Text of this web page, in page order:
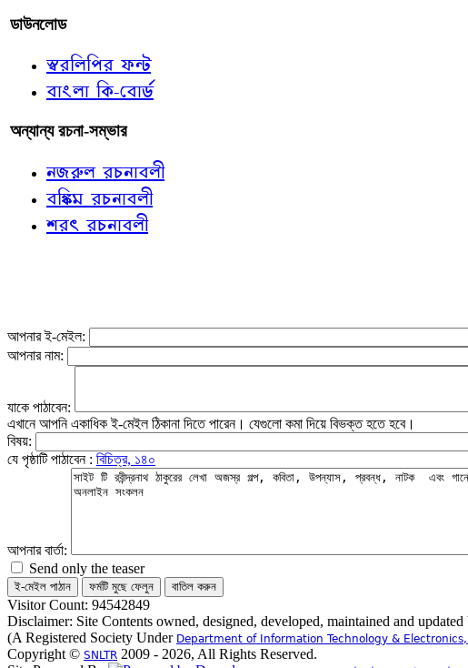
ডাউনলোড
স্বরলিপির ফন্ট
বাংলা কি-বোর্ড
অন্যান্য রচনা-সম্ভার
নজরুল রচনাবলী
বঙ্কিম রচনাবলী
শরৎ রচনাবলী
আপনার ই-মেইল:
আপনার নাম:
যাকে পাঠাবেন:
এখানে আপনি একাধিক ই-মেইল ঠিকানা দিতে পারেন। যেগুলো কমা দিয়ে বিভক্ত হতে হবে।
বিষয়:
যে পৃষ্ঠাটি পাঠাবেন : বিচিত্র, ১৪০
আপনার বার্তা:
Send only the teaser
Visitor Count: 94542849
Disclaimer: Site Contents owned, designed, developed, maintained and updated
(A Registered Society Under Department of Information Technology &
Copyright © SNLTR 2009 - 2026, All Rights Reserved.